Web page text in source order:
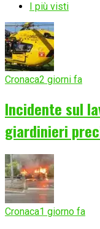
I più visti
Cronaca2 giorni fa
Incidente sul
giardinieri
Cronaca1 giorno fa